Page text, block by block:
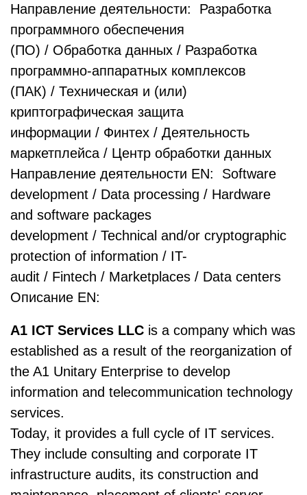
Направление деятельности: Разработка
программного обеспечения
(ПО) / Обработка данных / Разработка
программно-аппаратных комплексов
(ПАК) / Техническая и (или)
криптографическая защита
информации / Финтех / Деятельность
маркетплейса / Центр обработки данных
Направление деятельности EN: Software
development / Data processing / Hardware
and software packages
development / Technical and/or cryptographic
protection of information / IT-
audit / Fintech / Marketplaces / Data centers
Описание EN:
A1 ICT Services LLC is a company which was
established as a result of the reorganization of
the A1 Unitary Enterprise to develop
information and telecommunication technology
services.
Today, it provides a full cycle of IT services.
They include consulting and corporate IT
infrastructure audits, its construction and